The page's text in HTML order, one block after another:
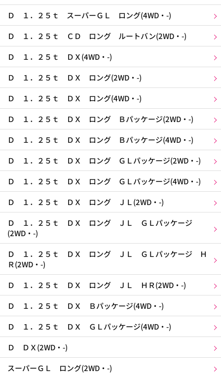
Ｄ １．２５ｔ スーパーＧＬ ロング(4WD・-)
Ｄ １．２５ｔ ＣＤ ロング ルートバン(2WD・-)
Ｄ １．２５ｔ ＤＸ(4WD・-)
Ｄ １．２５ｔ ＤＸ ロング(2WD・-)
Ｄ １．２５ｔ ＤＸ ロング(4WD・-)
Ｄ １．２５ｔ ＤＸ ロング Ｂパッケージ(2WD・-)
Ｄ １．２５ｔ ＤＸ ロング Ｂパッケージ(4WD・-)
Ｄ １．２５ｔ ＤＸ ロング ＧＬパッケージ(2WD・-)
Ｄ １．２５ｔ ＤＸ ロング ＧＬパッケージ(4WD・-)
Ｄ １．２５ｔ ＤＸ ロング ＪＬ(2WD・-)
Ｄ １．２５ｔ ＤＸ ロング ＪＬ ＧＬパッケージ
(2WD・-)
Ｄ １．２５ｔ ＤＸ ロング ＪＬ ＧＬパッケージ Ｈ
Ｒ(2WD・-)
Ｄ １．２５ｔ ＤＸ ロング ＪＬ ＨＲ(2WD・-)
Ｄ １．２５ｔ ＤＸ Ｂパッケージ(4WD・-)
Ｄ １．２５ｔ ＤＸ ＧＬパッケージ(4WD・-)
Ｄ ＤＸ(2WD・-)
スーパーＧＬ ロング(2WD・-)